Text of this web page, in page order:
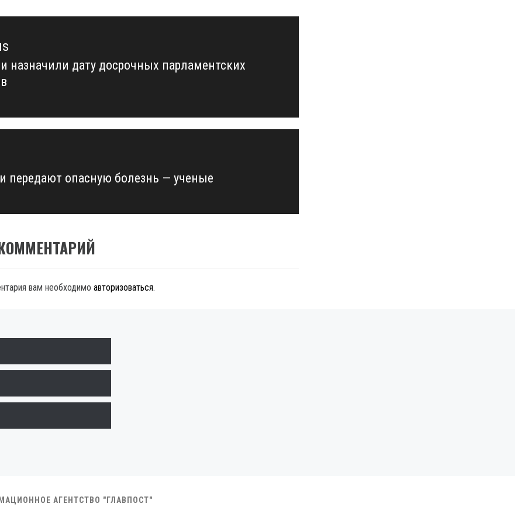
назначили дату досрочных парламентских
передают опасную болезнь — ученые
вам необходимо авторизоваться.
АГЕНТСТВО "ГЛАВПОСТ"